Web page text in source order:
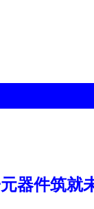
器件筑就